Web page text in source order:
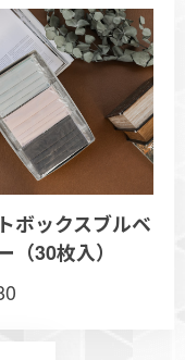
ボックスブルベ
（30枚入）